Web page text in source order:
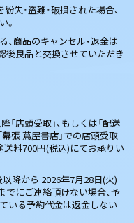
失・盗難・破損された場合、
。
商品のキャンセル・返金は
後良品と交換させていただき
店頭受取」、もしくは「配送
張 蔦屋書店」での店頭受取
送料700円(税込)にてお承りい
降から 2026年7月28日(火)
にご連絡頂けない場合、予
いる予約代金は返金しない